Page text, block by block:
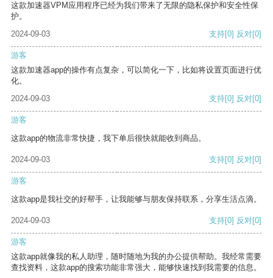
这款加速器VPM应用程序已经为我们带来了无限的隐私保护和安全性保
护。
2024-09-03
支持[0] 反对[0]
游客
这款加速器app的操作有点复杂，可以简化一下，比如将设置页面进行优
化。
2024-09-03
支持[0] 反对[0]
游客
这款app的物流非常快捷，我下单后很快就能收到商品。
2024-09-03 支持[0] 反对[0]
游客
这款app是我社交的好帮手，让我能够与朋友保持联系，分享生活点滴。
2024-09-03 支持[0] 反对[0]
游客
这款app就像我的私人助理，随时随地为我的办公提供帮助。我经常需要
查找资料，这款app的搜索功能非常强大，能够快速找到我需要的信息。